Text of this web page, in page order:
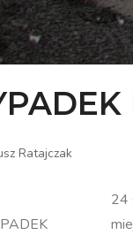
Ratajczak
24